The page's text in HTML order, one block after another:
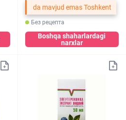
da mavjud emas Toshkent
Без рецепта
Boshqa shaharlardagi
narxlar